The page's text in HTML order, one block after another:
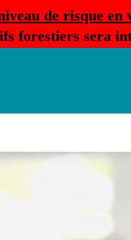
de risque
forestiers sera